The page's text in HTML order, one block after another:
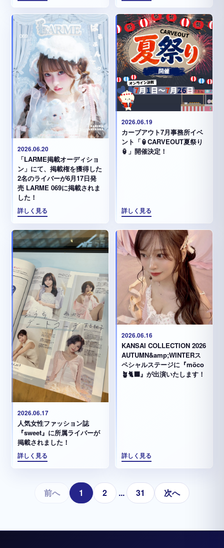
2026.06.20
「LARME掲載オーディショ
ン」にて、掲載権を獲得した
2名のライバーが6月17日発
売 LARME 069に掲載されま
した！
詳しく見る
2026.06.19
カーブアウト7月事務所イベ
ント「🏮CARVEOUT夏祭り
🏮」開催決定！
詳しく見る
2026.06.17
人気女性ファッション誌
『sweet』に所属ライバーが
掲載されました！
詳しく見る
2026.06.16
KANSAI COLLECTION 2026
AUTUMN&amp;WINTERス
ペシャルステージに『möco
🪴🐈‍⬛』が出演いたします！
詳しく見る
前へ 1 2 ... 31 次へ